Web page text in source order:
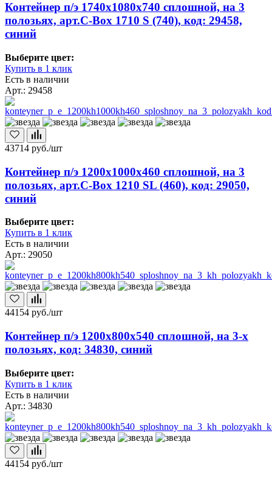
Контейнер п/э 1740х1080х740 сплошной, на 3
полозьях, арт.C-Box 1710 S (740), код: 29458,
синий
Выберите цвет:
Купить в 1 клик
Есть в наличии
Арт.: 29458
43714 руб./шт
Контейнер п/э 1200х1000х460 сплошной, на 3
полозьях, арт.C-Box 1210 SL (460), код: 29050,
синий
Выберите цвет:
Купить в 1 клик
Есть в наличии
Арт.: 29050
44154 руб./шт
Контейнер п/э 1200х800х540 сплошной, на 3-х
полозьях, код: 34830, синий
Выберите цвет:
Купить в 1 клик
Есть в наличии
Арт.: 34830
44154 руб./шт